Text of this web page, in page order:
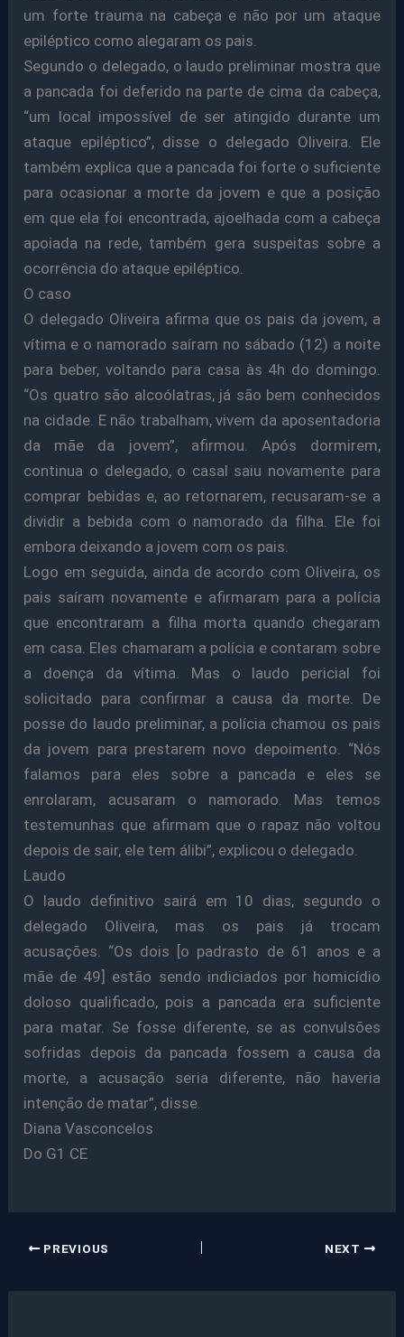
um forte trauma na cabeça e não por um ataque
epiléptico como alegaram os pais.
Segundo o delegado, o laudo preliminar mostra que
a pancada foi deferido na parte de cima da cabeça,
“um local impossível de ser atingido durante um
ataque epiléptico”, disse o delegado Oliveira. Ele
também explica que a pancada foi forte o suficiente
para ocasionar a morte da jovem e que a posição
em que ela foi encontrada, ajoelhada com a cabeça
apoiada na rede, também gera suspeitas sobre a
ocorrência do ataque epiléptico.
O caso
O delegado Oliveira afirma que os pais da jovem, a
vítima e o namorado saíram no sábado (12) a noite
para beber, voltando para casa às 4h do domingo.
“Os quatro são alcoólatras, já são bem conhecidos
na cidade. E não trabalham, vivem da aposentadoria
da mãe da jovem”, afirmou. Após dormirem,
continua o delegado, o casal saiu novamente para
comprar bebidas e, ao retornarem, recusaram-se a
dividir a bebida com o namorado da filha. Ele foi
embora deixando a jovem com os pais.
Logo em seguida, ainda de acordo com Oliveira, os
pais saíram novamente e afirmaram para a polícia
que encontraram a filha morta quando chegaram
em casa. Eles chamaram a polícia e contaram sobre
a doença da vítima. Mas o laudo pericial foi
solicitado para confirmar a causa da morte. De
posse do laudo preliminar, a polícia chamou os pais
da jovem para prestarem novo depoimento. “Nós
falamos para eles sobre a pancada e eles se
enrolaram, acusaram o namorado. Mas temos
testemunhas que afirmam que o rapaz não voltou
depois de sair, ele tem álibi”, explicou o delegado.
Laudo
O laudo definitivo sairá em 10 dias, segundo o
delegado Oliveira, mas os pais já trocam
acusações. “Os dois [o padrasto de 61 anos e a
mãe de 49] estão sendo indiciados por homicídio
doloso qualificado, pois a pancada era suficiente
para matar. Se fosse diferente, se as convulsões
sofridas depois da pancada fossem a causa da
morte, a acusação seria diferente, não haveria
intenção de matar”, disse.
Diana Vasconcelos
Do G1 CE
PREVIOUS NEXT